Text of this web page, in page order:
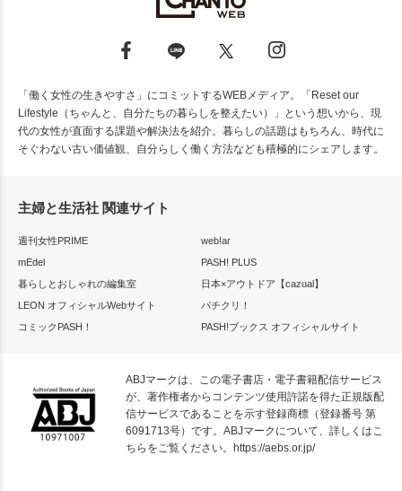
「働く女性の生きやすさ」にコミットするWEBメディア。「Reset our
Lifestyle（ちゃんと、自分たちの暮らしを整えたい）」という想いから、現
代の女性が直面する課題や解決法を紹介。暮らしの話題はもちろん、時代に
そぐわない古い価値観、自分らしく働く方法なども積極的にシェアします。
主婦と生活社 関連サイト
週刊女性PRIME
web!ar
mEdel
PASH! PLUS
暮らしとおしゃれの編集室
日本×アウトドア【cazual】
LEON オフィシャルWebサイト
パチクリ！
コミックPASH！
PASH!ブックス オフィシャルサイト
ABJマークは、この電子書店・電子書籍配信サービス
が、著作権者からコンテンツ使用許諾を得た正規版配
信サービスであることを示す登録商標（登録番号 第
6091713号）です。ABJマークについて、詳しくはこ
ちらをご覧ください。 https://aebs.or.jp/